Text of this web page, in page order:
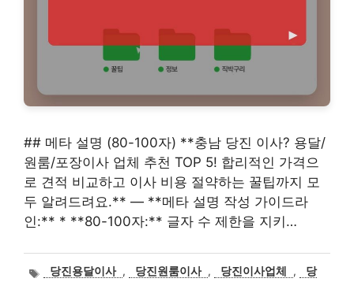
## 메타 설명 (80-100자) **충남 당진 이사? 용달/
원룸/포장이사 업체 추천 TOP 5! 합리적인 가격으
로 견적 비교하고 이사 비용 절약하는 꿀팁까지 모
두 알려드려요.** — **메타 설명 작성 가이드라
인:** * **80-100자:** 글자 수 제한을 지키…
태당진용달이사 , 당진원룸이사 , 당진이사업체 , 당